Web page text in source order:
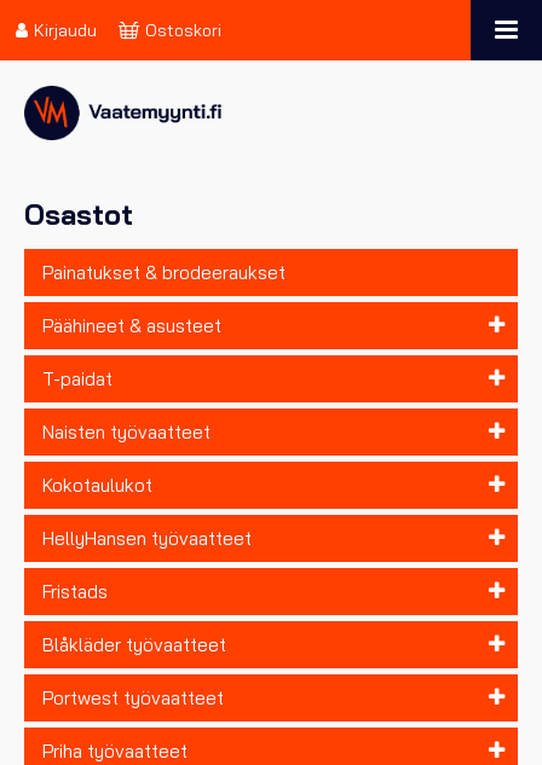
Osastot
Painatukset & brodeeraukset
Päähineet & asusteet
T-paidat
Naisten työvaatteet
Kokotaulukot
HellyHansen työvaatteet
Fristads
Blåkläder työvaatteet
Portwest työvaatteet
Priha työvaatteet
Kirjaudu Ostoskori